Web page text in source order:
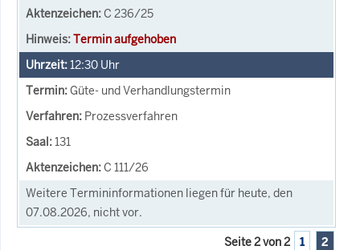
C 236/25
Termin aufgehoben
12:30 Uhr
Güte- und Verhandlungstermin
Prozessverfahren
131
C 111/26
Weitere Termininformationen liegen für heute, den
07.08.2026, nicht vor.
Seite 2 von 2 1 2